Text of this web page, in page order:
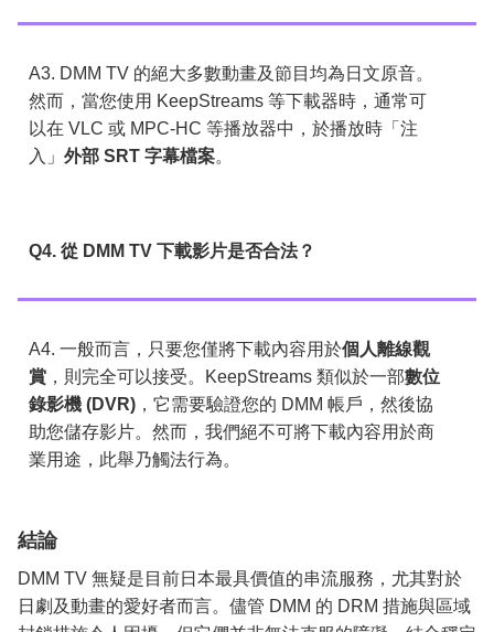
A3. DMM TV 的絕大多數動畫及節目均為日文原音。
然而，當您使用 KeepStreams 等下載器時，通常可
以在 VLC 或 MPC-HC 等播放器中，於播放時「注
入」 外部 SRT 字幕檔案。
Q4. 從 DMM TV 下載影片是否合法？
A4. 一般而言，只要您僅將下載內容用於個人離線觀
賞 ，則完全可以接受。KeepStreams 類似於一部數位
錄影機 (DVR) ，它需要驗證您的 DMM 帳戶，然後協
助您儲存影片。然而，我們絕不可將下載內容用於商
業用途，此舉乃觸法行為。
結論
DMM TV 無疑是目前日本最具價值的串流服務，尤其對於
日劇及動畫的愛好者而言。儘管 DMM 的 DRM 措施與區域